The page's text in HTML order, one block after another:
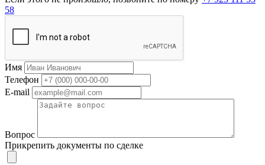
58
Имя
Телефон
E-mail
Вопрос
Прикрепить документы по сделке